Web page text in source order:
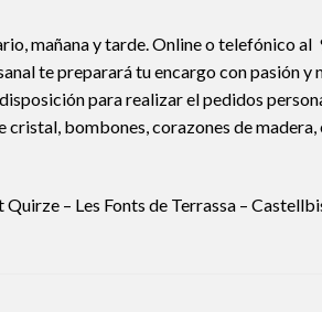
mañana y tarde. Online o telefónico
te preparará tu encargo con pasión y
para realizar el pedidos
cristal, bombones, corazones de
– Les Fonts de Terrassa –